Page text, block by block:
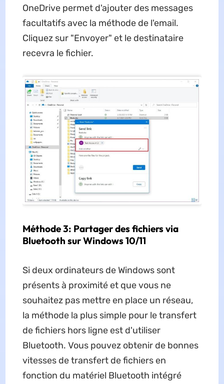
OneDrive permet d'ajouter des messages
facultatifs avec la méthode de l'email.
Cliquez sur "Envoyer" et le destinataire
recevra le fichier.
Méthode 3: Partager des fichiers via
Bluetooth sur Windows 10/11
Si deux ordinateurs de Windows sont
présents à proximité et que vous ne
souhaitez pas mettre en place un réseau,
la méthode la plus simple pour le transfert
de fichiers hors ligne est d'utiliser
Bluetooth. Vous pouvez obtenir de bonnes
vitesses de transfert de fichiers en
fonction du matériel Bluetooth intégré